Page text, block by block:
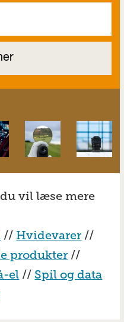
vil læse mere
// Hvidevarer //
produkter //
el // Spil og data